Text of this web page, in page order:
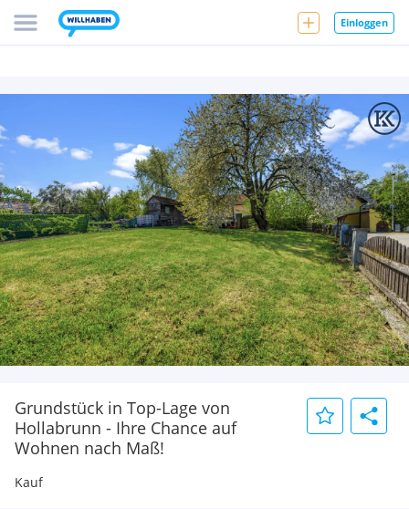
Einloggen
Grundstück in Top-Lage von
Hollabrunn - Ihre Chance auf
Wohnen nach Maß!
Kauf